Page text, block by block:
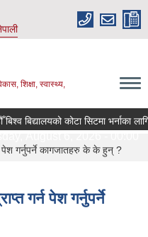
शिक्षा, स्वास्थ्य,
बिश्व बिद्यालयको कोटा सिटमा भर्नाका
पेश गर्नुपर्ने कागजातहरु के के हुन् ?
गर्न पेश गर्नुपर्ने